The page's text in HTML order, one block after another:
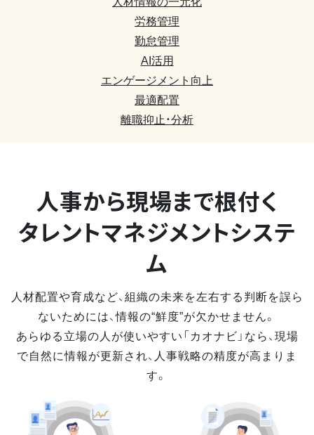
労務管理
勤怠管理
AI活用
エンゲージメント向上
最適配置
離職抑止・分析
人事から現場まで根付く
タレントマネジメントシステ
ム
人材配置や育成など、組織の未来を左右する判断を誤ら
ないためには、情報の“鮮度”が欠かせません。
あらゆる立場の人が使いやすい「カオナビ」なら、現場
で自然に情報が更新され、人事戦略の精度が高まりま
す。